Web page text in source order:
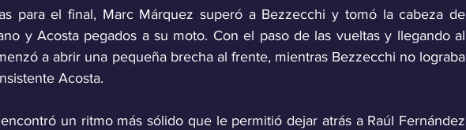
para el final, Marc Márquez superó a Bezzecchi y tomó la cabeza de
y Acosta pegados a su moto. Con el paso de las vueltas y llegando al
a abrir una pequeña brecha al frente, mientras Bezzecchi no lograba
Acosta.
encontró un ritmo más sólido que le permitió dejar atrás a Raúl Fernández